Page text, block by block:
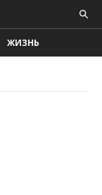
ЖИЗНЬ